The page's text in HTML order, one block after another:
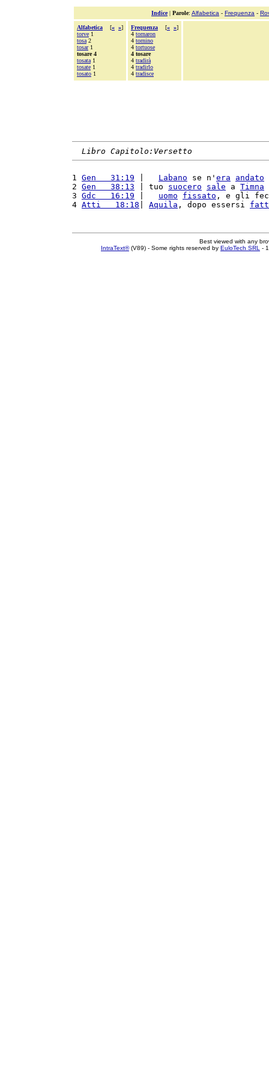
Indice| Parole: Alfabetica - Frequenza -
Alfabetica [« »]
torve 1
tosa 2
tosar1
tosare 4
tosata 1
tosate 1
tosato 1
Frequenza [« »]
4 tornaron
4 tornino
4 tortuose
4 tosare
4 tradirà
4 tradirlo
4 tradisce
Libro Capitolo:Versetto
1 Gen   31:19 Labano se n' era andato
2 Gen   38:13 | tuo suocero sale a Timna
3 Gdc   16:19 uomo fissato , e gli
4 Atti   18:18 Aquila , dopo essersi
Best viewed with any
IntraText®(V89) - Some rights reserved by EuloTech SRL -